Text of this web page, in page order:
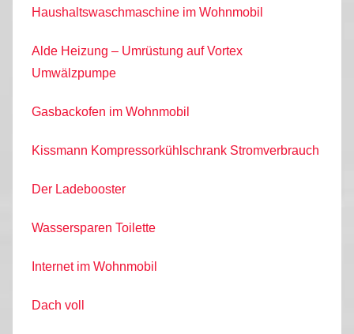
Haushaltswaschmaschine im Wohnmobil
Alde Heizung – Umrüstung auf Vortex
Umwälzpumpe
Gasbackofen im Wohnmobil
Kissmann Kompressorkühlschrank Stromverbrauch
Der Ladebooster
Wassersparen Toilette
Internet im Wohnmobil
Dach voll